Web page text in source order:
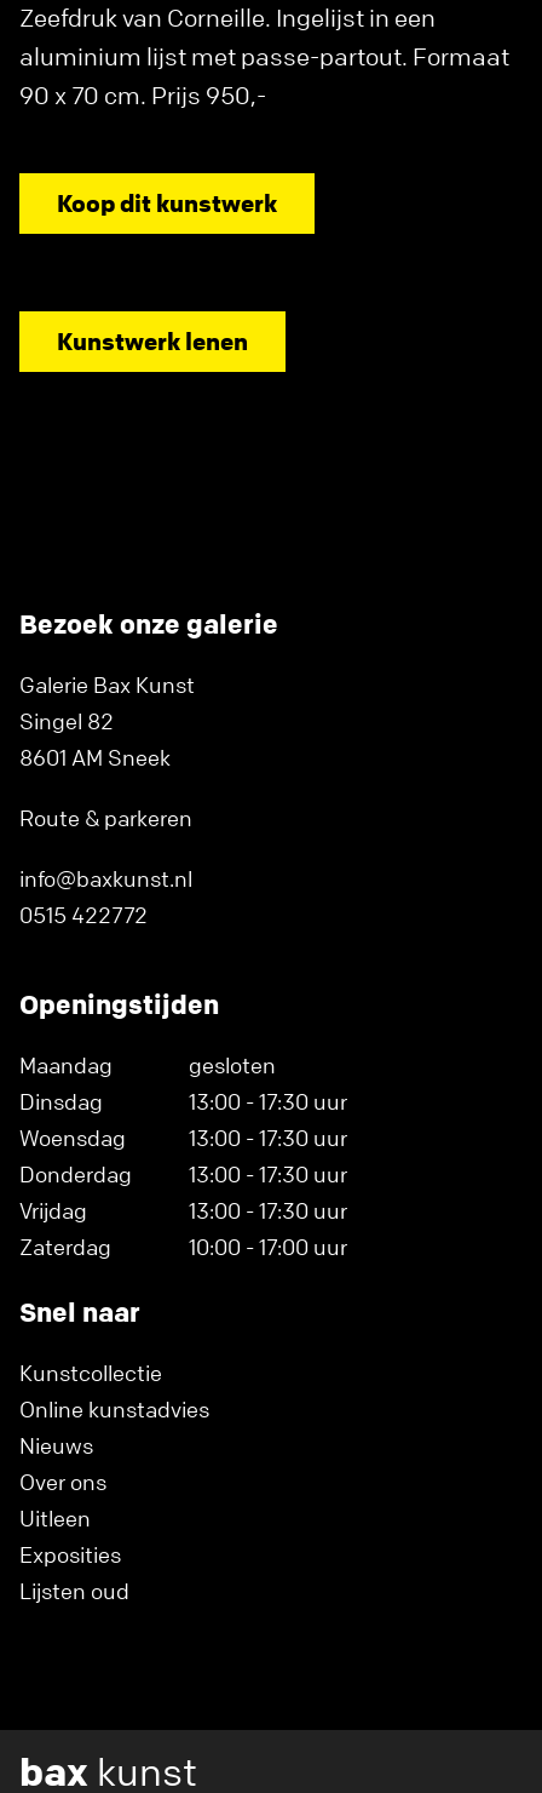
Zeefdruk van Corneille. Ingelijst in een
aluminium lijst met passe-partout. Formaat
90 x 70 cm. Prijs 950,-
Koop dit kunstwerk
Kunstwerk lenen
Bezoek onze galerie
Galerie Bax Kunst
Singel 82
8601 AM Sneek
Route & parkeren
info@baxkunst.nl
0515 422772
Openingstijden
Maandag
gesloten
Dinsdag
13:00 - 17:30 uur
Woensdag
13:00 - 17:30 uur
Donderdag
13:00 - 17:30 uur
Vrijdag
13:00 - 17:30 uur
Zaterdag
10:00 - 17:00 uur
Snel naar
Kunstcollectie
Online kunstadvies
Nieuws
Over ons
Uitleen
Exposities
Lijsten oud
bax kunst